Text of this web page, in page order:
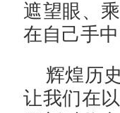
遮望眼、
在自己手
辉煌历
让我们在